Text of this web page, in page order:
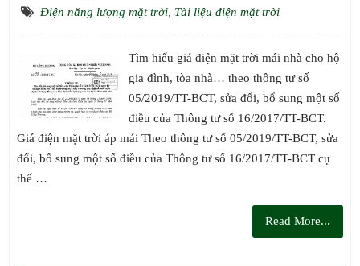
Điện năng lượng mặt trời, Tài liệu điện mặt trời
Tìm hiểu giá điện mặt trời mái nhà cho hộ
gia đình, tòa nhà… theo thông tư số
05/2019/TT-BCT, sửa đổi, bổ sung một số
điều của Thông tư số 16/2017/TT-BCT.
Giá điện mặt trời áp mái Theo thông tư số 05/2019/TT-BCT, sửa
đổi, bổ sung một số điều của Thông tư số 16/2017/TT-BCT cụ
thể …
Read More...